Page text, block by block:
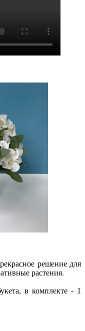
решение для
растения.
в комплекте - 1